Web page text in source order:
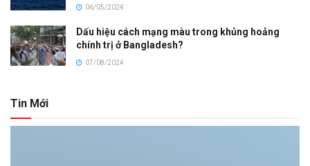
06/05/2024
Dấu hiệu cách mạng màu trong khủng hoảng
chính trị ở Bangladesh?
07/08/2024
Tin Mới